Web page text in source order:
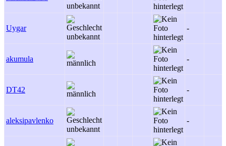
Uygar -
akumula -
DT42 -
aleksipavlenko -